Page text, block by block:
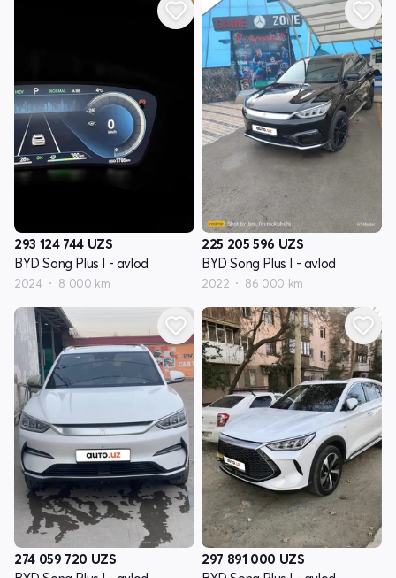
293 124 744 UZS
BYD Song Plus I - avlod
2024 8 000 km
225 205 596 UZS
BYD Song Plus I - avlod
2022 86 000 km
274 059 720 UZS
297 891 000 UZS